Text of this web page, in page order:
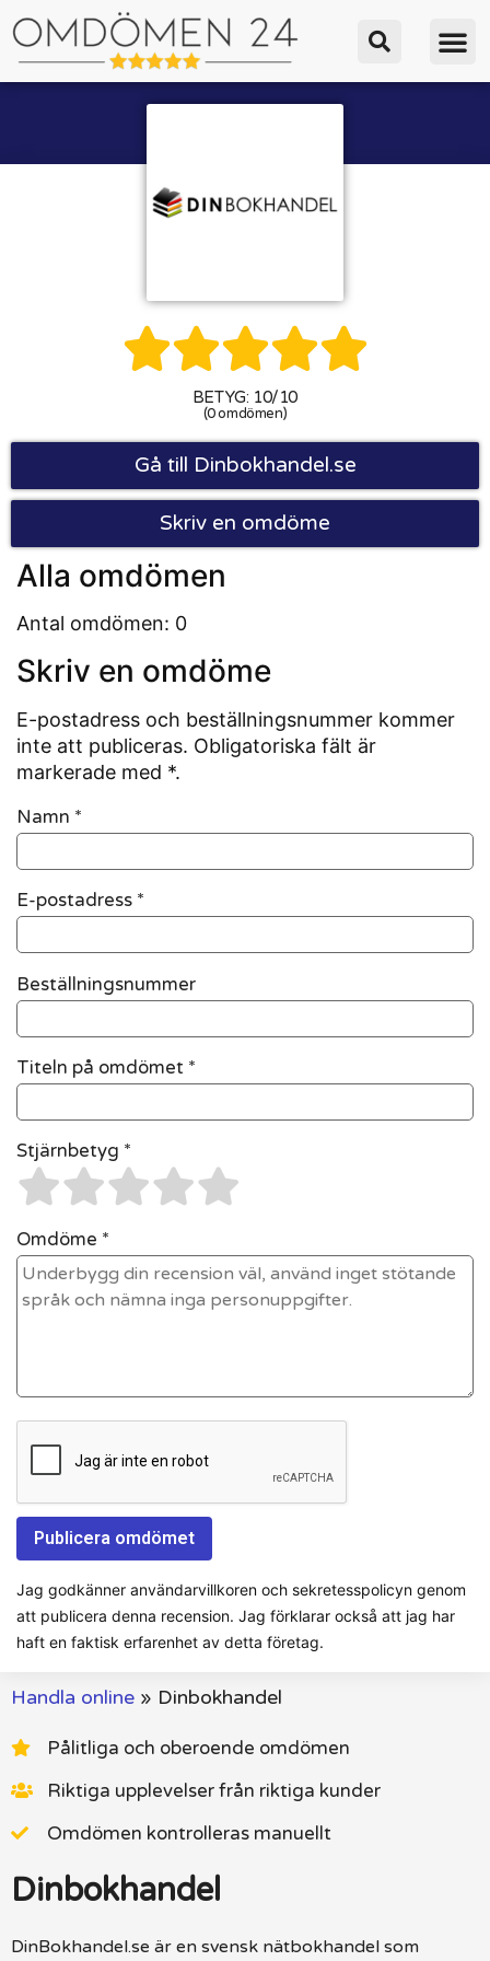

BETYG: 10/10
(0 omdömen)
Gå till Dinbokhandel.se
Skriv en omdöme
Alla omdömen
Antal omdömen: 0
Skriv en omdöme
E-postadress och beställningsnummer kommer
inte att publiceras. Obligatoriska fält är
markerade med *.
Namn *
E-postadress *
Beställningsnummer
Titeln på omdömet *
Stjärnbetyg *
Omdöme *
Jag godkänner användarvillkoren och sekretesspolicyn genom
att publicera denna recension. Jag förklarar också att jag har
haft en faktisk erfarenhet av detta företag.
Handla online » Dinbokhandel
Pålitliga och oberoende omdömen
Riktiga upplevelser från riktiga kunder
Omdömen kontrolleras manuellt
Dinbokhandel
DinBokhandel.se är en svensk nätbokhandel som